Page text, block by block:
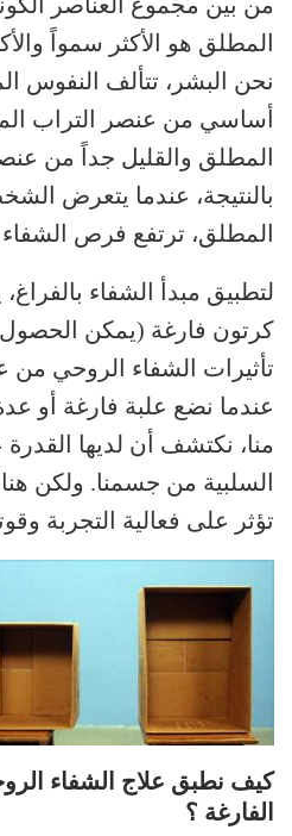
المطلق هو الأكثر سمواً
نحن البشر، تتألف النفوس
أساسي من عنصر التراب
المطلق والقليل جداً من
بالنتيجة، عندما يتعرض
المطلق، ترتفع فرص
لتطبيق مبدأ الشفاء
كرتون فارغة (يمكن الحصول
تأثيرات الشفاء الروحي من
عندما نضع علبة فارغة أو
منا، نكتشف أن لديها
السلبية من جسمنا. ولكن
تؤثر على فعالية التجربة
كيف نطبق علاج الشفاء
الفارغة ؟